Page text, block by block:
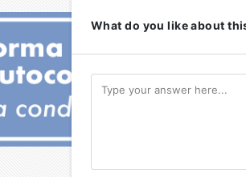
What do you like about